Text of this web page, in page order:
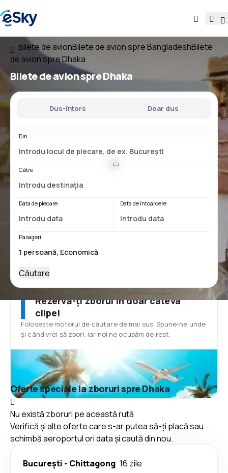
Bilete de avionBilete de avion spre BangladeshBilete
de avion spre Dhaka
Bilete de avion spre Dhaka
Dus-întors Doar dus
Din
Către
Data de plecare Data de întoarcere
Pasageri
Căutare
Rezervă-ți zborul în doar câteva
clipe!
Folosește motorul de căutare de mai sus. Spune-ne unde
și când vrei să zbori, iar noi ne ocupăm de rest.
Oferte speciale la zboruri spre Dhaka
Nu există zboruri pe această rută
Verifică și alte oferte care s-ar putea să-ți placă sau
schimbă aeroportul ori data și caută din nou.
București - Chittagong 16 zile